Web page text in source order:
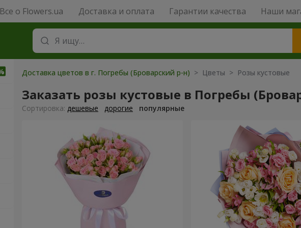
Все о Flowers.ua Доставка и оплата Гарантии качества Наши
Доставка цветов в г. Погребы (Броварский р-н) > Цветы > Розы кустовые
Заказать розы кустовые в Погребы
Cортировка: дешевые дорогие популярные